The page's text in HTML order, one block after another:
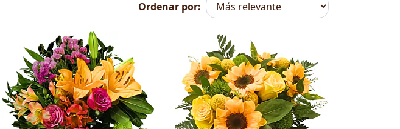
Ordenar por: